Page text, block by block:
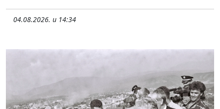
04.08.2026. u 14:34